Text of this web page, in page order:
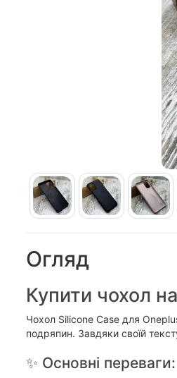
Огляд
Купити чохол
Чохол Silicone Case для
подряпин. Завдяки своїй
✨ Основні переваги: